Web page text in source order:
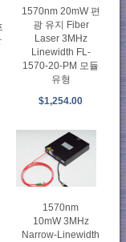
1570nm 20mW 편
광 유지 Fiber
Laser 3MHz
Linewidth FL-
1570-20-PM 모듈
유형
$1,254.00
1570nm
10mW 3MHz
Narrow-Linewidth